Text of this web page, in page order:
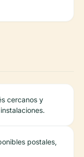
cercanos y
postales,